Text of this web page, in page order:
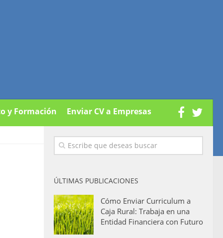
y Formación Enviar CV a Empresas
ÚLTIMAS PUBLICACIONES
Cómo Enviar Curriculum a
Caja Rural: Trabaja en una
Entidad Financiera con Futuro